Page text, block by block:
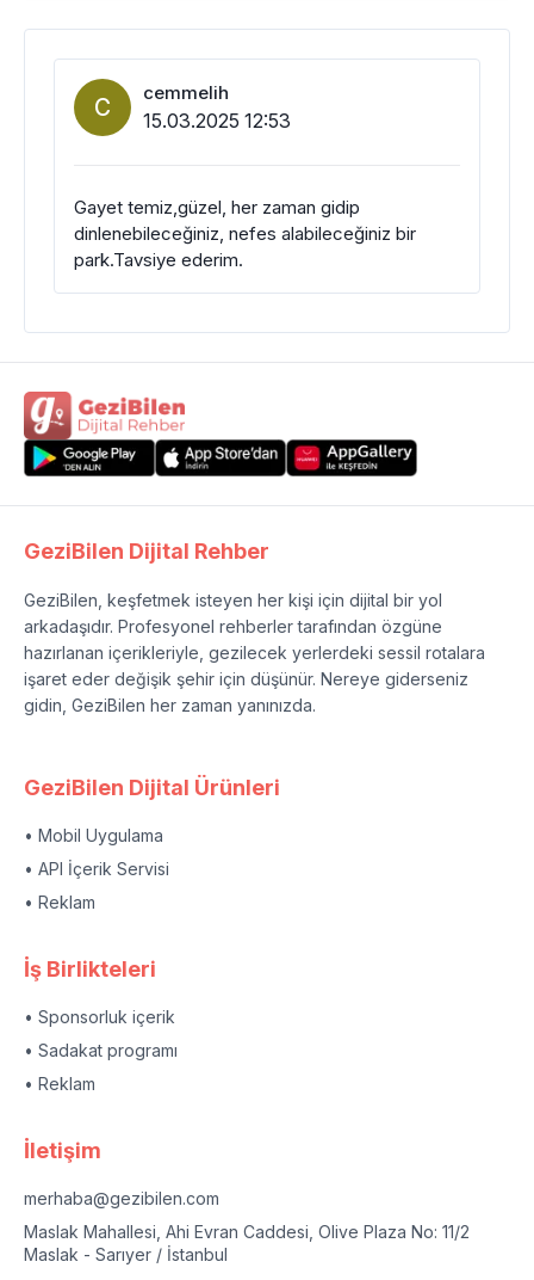
C cemmelih
15.03.2025 12:53
Gayet temiz,güzel, her zaman gidip
dinlenebileceğiniz, nefes alabileceğiniz bir
park.Tavsiye ederim.
GeziBilen Dijital Rehber
GeziBilen, keşfetmek isteyen her kişi için dijital bir yol
arkadaşıdır. Profesyonel rehberler tarafından özgüne
hazırlanan içerikleriyle, gezilecek yerlerdeki sessil rotalara
işaret eder değişik şehir için düşünür. Nereye giderseniz
gidin, GeziBilen her zaman yanınızda.
GeziBilen Dijital Ürünleri
• Mobil Uygulama
• API İçerik Servisi
• Reklam
İş Birlikteleri
• Sponsorluk içerik
• Sadakat programı
• Reklam
İletişim
merhaba@gezibilen.com
Maslak Mahallesi, Ahi Evran Caddesi, Olive Plaza No: 11/2
Maslak - Sarıyer / İstanbul